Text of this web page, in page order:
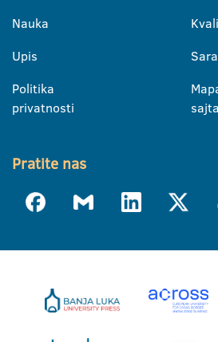
Nauka
Upis
Politika
privatnosti
sajta
Pratite nas